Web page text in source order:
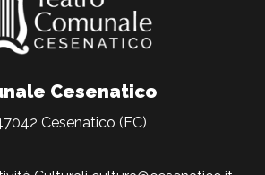
Cesenatico
Cesenatico (FC)